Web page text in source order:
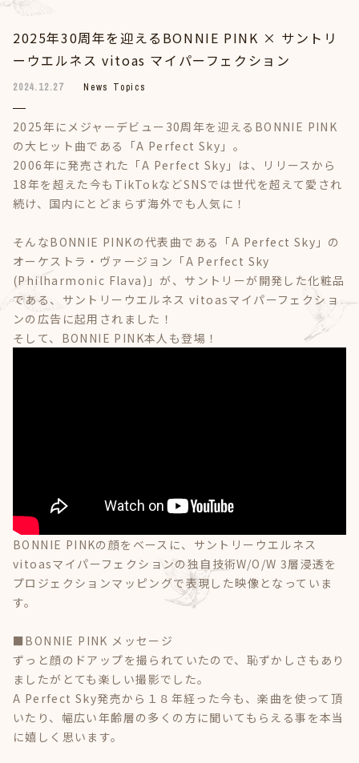
2025年30周年を迎えるBONNIE PINK × サントリ
ーウエルネス vitoas マイパーフェクション
2024.12.27 News Topics
2025年にメジャーデビュー30周年を迎えるBONNIE PINK
の大ヒット曲である「A Perfect Sky」。
2006年に発売された「A Perfect Sky」は、リリースから
18年を超えた今もTikTokなどSNSでは世代を超えて愛され
続け、国内にとどまらず海外でも人気に！
そんなBONNIE PINKの代表曲である「A Perfect Sky」の
オーケストラ・ヴァージョン「A Perfect Sky
(Philharmonic Flava)」が、サントリーが開発した化粧品
である、サントリーウエルネス vitoasマイパーフェクショ
ンの広告に起用されました！
そして、BONNIE PINK本人も登場！
BONNIE PINKの顔をベースに、サントリーウエルネス
vitoasマイパーフェクションの独自技術W/O/W 3層浸透を
プロジェクションマッピングで表現した映像となっていま
す。
■BONNIE PINK メッセージ
ずっと顔のドアップを撮られていたので、恥ずかしさもあり
ましたがとても楽しい撮影でした。
A Perfect Sky発売から１８年経った今も、楽曲を使って頂
いたり、幅広い年齢層の多くの方に聞いてもらえる事を本当
に嬉しく思います。